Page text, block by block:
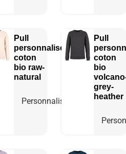
Pull
personnalisé
coton
bio raw-
natural
Personnaliser
Pull
coton
bio
grey-
heather